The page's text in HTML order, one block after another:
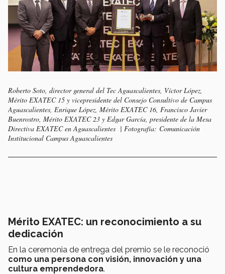
Roberto Soto, director general del Tec Aguascalientes, Víctor López,
Mérito EXATEC 15 y vicepresidente del Consejo Consultivo de Campus
Aguascalientes, Enrique López, Mérito EXATEC 16, Francisco Javier
Buenrostro, Mérito EXATEC 23 y Edgar García, presidente de la Mesa
Directiva EXATEC en Aguascalientes | Fotografía: Comunicación
Institucional Campus Aguascalientes
Mérito EXATEC: un reconocimiento a su
dedicación
En la ceremonia de entrega del premio se le reconoció
como una persona con visión, innovación y una
cultura emprendedora.